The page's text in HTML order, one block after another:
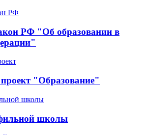
РФ "Об образовании в
"Образование"
школы